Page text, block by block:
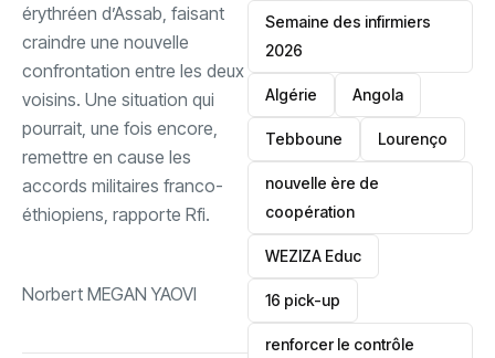
érythréen d’Assab, faisant
craindre une nouvelle
confrontation entre les deux
voisins. Une situation qui
pourrait, une fois encore,
remettre en cause les
accords militaires franco-
éthiopiens, rapporte Rfi.
Norbert MEGAN YAOVI
Semaine des infirmiers
2026
‎Algérie Angola
Tebboune Lourenço
nouvelle ère de
coopération
‎WEZIZA Educ
16 pick-up
renforcer le contrôle